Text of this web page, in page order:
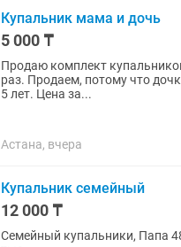
Купальник мама и дочь
5 000 ₸
Продаю комплект купальников «Мама и дочка».
раз. Продаем, потому что
5 лет. Цена за...
Астана, вчера
Купальник семейный
12 000 ₸
Семейный купальники, Папа